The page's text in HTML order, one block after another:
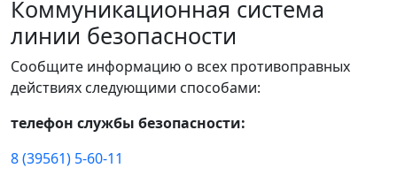
Коммуникационная система
линии безопасности
Сообщите информацию о всех противоправных
действиях следующими способами:
телефон службы безопасности:
8 (39561) 5-60-11